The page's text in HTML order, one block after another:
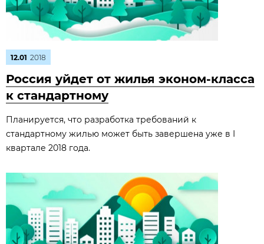
12.01 2018
Россия уйдет от жилья эконом-класса
к стандартному
Планируется, что разработка требований к
стандартному жилью может быть завершена уже в I
квартале 2018 года.